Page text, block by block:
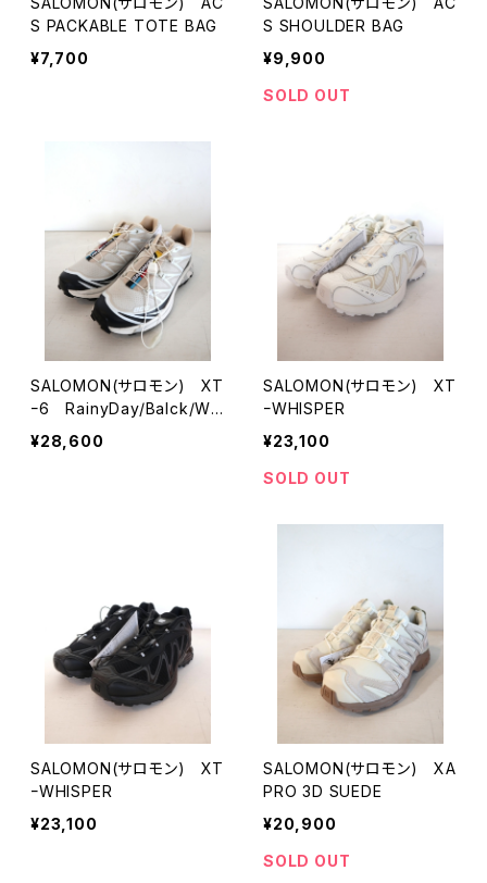
S PACKABLE TOTE BAG
¥7,700
S SHOULDER BAG
¥9,900
SOLD OUT
SALOMON(サロモン) XT
ｰ6 RainyDay/Balck/Wh
ite
¥28,600
SALOMON(サロモン) XT
ｰWHISPER
¥23,100
SOLD OUT
SALOMON(サロモン) XT
ｰWHISPER
¥23,100
SALOMON(サロモン) XA
PRO 3D SUEDE
¥20,900
SOLD OUT